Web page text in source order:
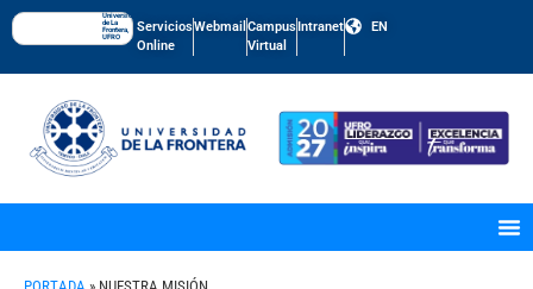
Universidad
de La
Frontera,
UFRO
Servicios
Online
Webmail Campus
Virtual
Intranet EN